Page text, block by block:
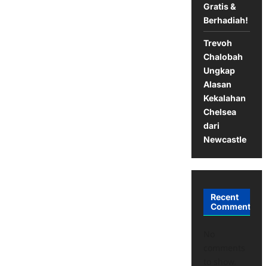
Gratis &
Berhadiah!
Trevoh
Chalobah
Ungkap
Alasan
Kekalahan
Chelsea
dari
Newcastle
Recent
Comments